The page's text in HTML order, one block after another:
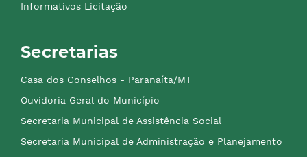
Informativos Licitação
Secretarias
Casa dos Conselhos - Paranaíta/MT
Ouvidoria Geral do Município
Secretaria Municipal de Assistência Social
Secretaria Municipal de Administração e Planejamento